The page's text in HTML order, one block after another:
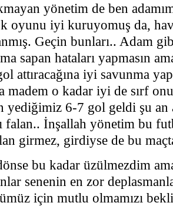
yönetim de ben
oyunu iyi kuruyomuş da,
Geçin bunları.. Adam
sapan hataları yapmasın
attıracağına iyi savunma
madem o kadar iyi de sırf
yediğimiz 6-7 gol geldi şu an
falan.. İnşallah yönetim bu
girmez, girdiyse de bu
bu kadar üzülmezdim
senenin en zor
için mutlu olmamızı